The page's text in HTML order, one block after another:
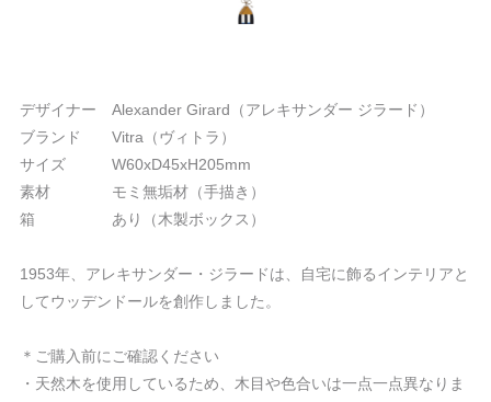
デザイナー Alexander Girard（アレキサンダー ジラード）
ブランド Vitra（ヴィトラ）
サイズ W60xD45xH205mm
素材 モミ無垢材（手描き）
箱 あり（木製ボックス）
1953年、アレキサンダー・ジラードは、自宅に飾るインテリアと
してウッデンドールを創作しました。
＊ご購入前にご確認ください
・天然木を使用しているため、木目や色合いは一点一点異なりま